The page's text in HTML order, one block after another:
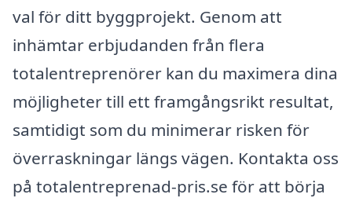
val för ditt byggprojekt. Genom att
inhämtar erbjudanden från flera
totalentreprenörer kan du maximera dina
möjligheter till ett framgångsrikt resultat,
samtidigt som du minimerar risken för
överraskningar längs vägen. Kontakta oss
på totalentreprenad-pris.se för att börja